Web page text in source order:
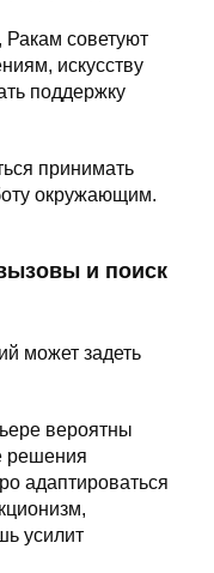
Ракам советуют
искусству
поддержку
принимать
окружающим.
и поиск
может задеть
вероятны
решения
адаптироваться
усилит